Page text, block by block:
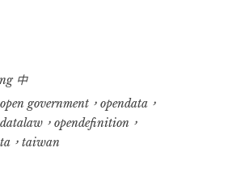
中
open government ， opendata ，
， opendefinition ，
， taiwan